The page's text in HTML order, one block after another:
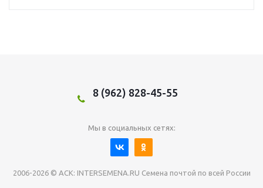
8 (962) 828-45-55
Мы в социальных сетях:
2006-2026 © АСК: INTERSEMENA.RU Семена почтой по всей России